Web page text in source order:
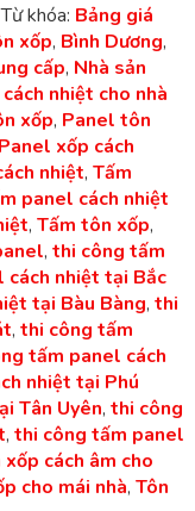
Từ khóa: Bảng giá
xốp, Bình Dương,
cấp, Nhà sản
nhiệt cho nhà
xốp, Panel tôn
Panel xốp cách
nhiệt, Tấm
panel cách nhiệt
, Tấm tôn xốp,
, thi công tấm
nhiệt tại Bắc
tại Bàu Bàng, thi
, thi công tấm
tấm panel cách
nhiệt tại Phú
Tân Uyên, thi công
, thi công tấm panel
xốp cách âm cho
cho mái nhà, Tôn